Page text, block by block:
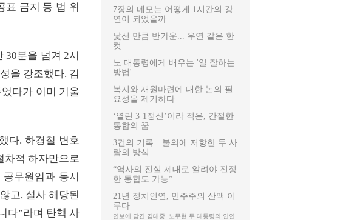
표 금지 등 법 위
30분을 넘겨 2시
을 강조했다. 김
다가 이미 기울
다. 하경철 변호
차적 하자만으로
무원임과 동시
고, 설사 해당된
다”라며 탄핵 사
7장의 메모는 어떻게 1시간의 강
연이 되었을까
낯선 만큼 반가운... 우연 같은 한
컷
노 대통령에게 배우는 '일 잘하는
방법'
복지와 재원마련에 대한 논의 필
요성을 제기하다
‘열린 3·1정신’이라 적은, 간절한
통합의 꿈
3건의 기록…불의에 저항한 두 사
람의 방식
“역사의 진실 제대로 알려야 진정
한 통합도 가능”
21년 정치인연, 민주주의 산맥 이
루다
연보에 담긴 김대중, 노무현 두 대통령의 인연